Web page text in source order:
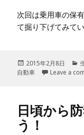
次回は乗用車の保
て掘り下げてみてい
投
稿
2015年2月8日
自動車
Leave a
日頃から
う！